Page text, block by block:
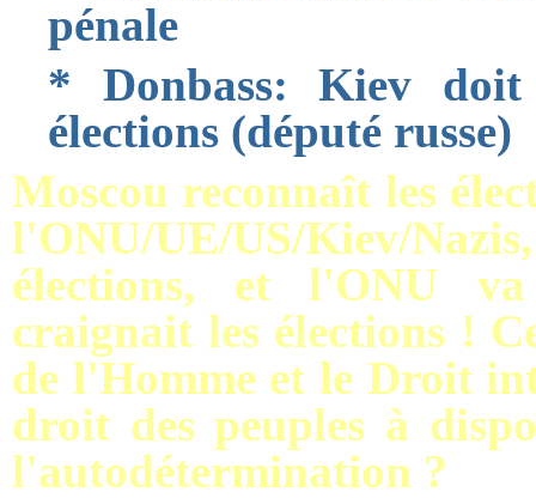
pénale
* Donbass: Kiev doit
élections (député russe)
Moscou reconnaît les
l'ONU/UE/US/Kiev/
élections, et l'ONU
craignait les élections !
de l'Homme et le Droit
droit des peuples à
l'autodétermination ?